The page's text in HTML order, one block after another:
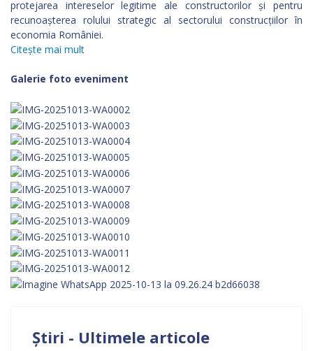
protejarea intereselor legitime ale constructorilor și pentru
recunoașterea rolului strategic al sectorului construcțiilor în
economia României.
Citește mai mult
Galerie foto eveniment
Știri - Ultimele articole